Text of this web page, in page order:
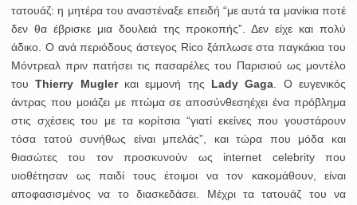
τατουάζ: η μητέρα του αναστέναξε επειδή “με αυτά τα μανίκια ποτέ
δεν θα έβρισκε μια δουλειά της προκοπής”. Δεν είχε και πολύ
άδικο. Ο ανά περιόδους άστεγος Rico ξάπλωσε στα παγκάκια του
Μόντρεαλ πριν πατήσει τις πασαρέλες του Παρισιού ως μοντέλο
τουThierry Muglerκαι εμμονή της Lady Gaga. O ευγενικός
άντρας που μοιάζει με πτώμα σε αποσύνθεσηέχει ένα πρόβλημα
στις σχέσεις του με τα κορίτσια “γιατί εκείνες που γουστάρουν
τόσα τατού συνήθως είναι μπελάς”, και τώρα που μόδα και
θιασώτες του τον προσκυνούν ως internet celebrity που
υιοθέτησαν ως παιδί τους έτοιμοι να τον κακομάθουν, είναι
αποφασισμένος να το διασκεδάσει. Μέχρι τα τατουάζ του να